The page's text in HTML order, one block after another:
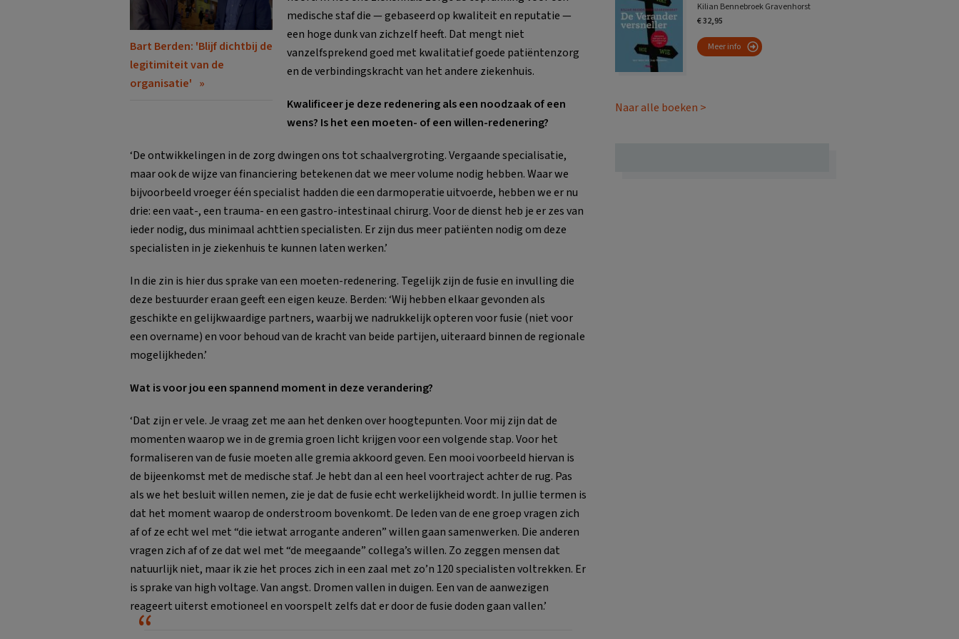
Bart Berden: 'Blijf dichtbij de
legitimiteit van de
organisatie'
medische staf die — gebaseerd op kwaliteit en reputatie —
een hoge dunk van zichzelf heeft. Dat mengt niet
vanzelfsprekend goed met kwalitatief goede patiëntenzorg
en de verbindingskracht van het andere ziekenhuis.
Kwalificeer je deze redenering als een noodzaak of een
wens? Is het een moeten- of een willen-redenering?
‘De ontwikkelingen in de zorg dwingen ons tot schaalvergroting. Vergaande specialisatie,
maar ook de wijze van financiering betekenen dat we meer volume nodig hebben. Waar we
bijvoorbeeld vroeger één specialist hadden die een darmoperatie uitvoerde, hebben we er nu
drie: een vaat-, een trauma- en een gastro-intestinaal chirurg. Voor de dienst heb je er zes van
ieder nodig, dus minimaal achttien specialisten. Er zijn dus meer patiënten nodig om deze
specialisten in je ziekenhuis te kunnen laten werken.’
In die zin is hier dus sprake van een moeten-redenering. Tegelijk zijn de fusie en invulling die
deze bestuurder eraan geeft een eigen keuze. Berden: ‘Wij hebben elkaar gevonden als
geschikte en gelijkwaardige partners, waarbij we nadrukkelijk opteren voor fusie (niet voor
een overname) en voor behoud van de kracht van beide partijen, uiteraard binnen de regionale
mogelijkheden.’
Wat is voor jou een spannend moment in deze verandering?
‘Dat zijn er vele. Je vraag zet me aan het denken over hoogtepunten. Voor mij zijn dat de
momenten waarop we in de gremia groen licht krijgen voor een volgende stap. Voor het
formaliseren van de fusie moeten alle gremia akkoord geven. Een mooi voorbeeld hiervan is
de bijeenkomst met de medische staf. Je hebt dan al een heel voortraject achter de rug. Pas
als we het besluit willen nemen, zie je dat de fusie echt werkelijkheid wordt. In jullie termen is
dat het moment waarop de onderstroom bovenkomt. De leden van de ene groep vragen zich
af of ze echt wel met “die ietwat arrogante anderen” willen gaan samenwerken. Die anderen
vragen zich af of ze dat wel met “de meegaande” collega’s willen. Zo zeggen mensen dat
natuurlijk niet, maar ik zie het proces zich in een zaal met zo’n 120 specialisten voltrekken. Er
is sprake van high voltage. Van angst. Dromen vallen in duigen. Een van de aanwezigen
reageert uiterst emotioneel en voorspelt zelfs dat er door de fusie doden gaan vallen.’
Kilian Bennebroek Gravenhorst
€ 32,95
Meer info
Naar alle boeken >